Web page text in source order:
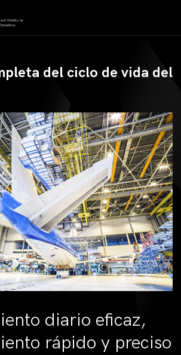
del ciclo de vida del
diario eficaz,
rápido y preciso